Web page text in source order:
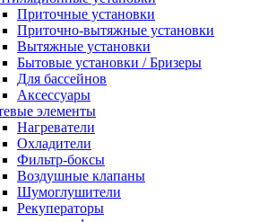
Приточные установки
Приточно-вытяжные установки
Вытяжные установки
Бытовые установки / Бризеры
Для бассейнов
Аксессуары
элементы
Нагреватели
Охладители
Фильтр-боксы
Воздушные клапаны
Шумоглушители
Рекуператоры